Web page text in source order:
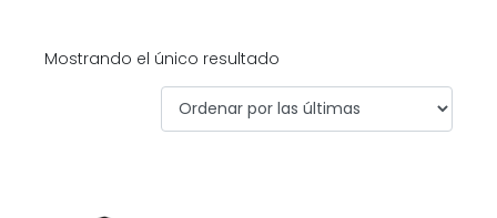
Mostrando el único resultado